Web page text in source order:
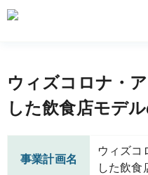
ウィズコロナ・
した飲食店モデ
事業計画名
ウィズコ
した飲食